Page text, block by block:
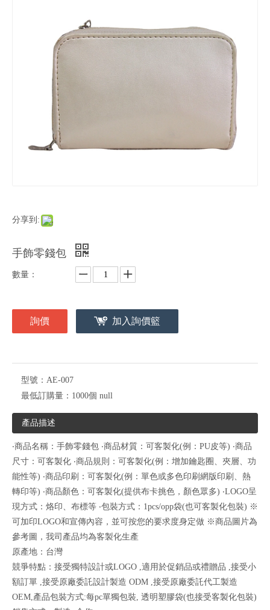
分享到:
手飾零錢包
數量：
詢價 加入詢價籃
型號： AE-007
最低訂購量： 1000個 null
產品描述
‧商品名稱：手飾零錢包 ‧商品材質：可客製化(例：PU皮等) ‧商品
尺寸：可客製化 ‧商品規則：可客製化(例：增加鑰匙圈、夾層、功
能性等) ‧商品印刷：可客製化(例：單色或多色印刷網版印刷、熱
轉印等) ‧商品顏色：可客製化(提供布卡挑色，顏色眾多) ‧LOGO呈
現方式：烙印、布標等 ‧包裝方式：1pcs/opp袋(也可客製化包裝) ※
可加印LOGO和宣傳內容，並可按您的要求度身定做 ※商品圖片為
參考圖，我司產品均為客製化生產
原產地：台灣
競爭特點：接受獨特設計或LOGO ,適用於促銷品或禮贈品 ,接受小
額訂單 ,接受原廠委託設計製造 ODM ,接受原廠委託代工製造
OEM,產品包裝方式:每pc單獨包裝, 透明塑膠袋(也接受客製化包裝)